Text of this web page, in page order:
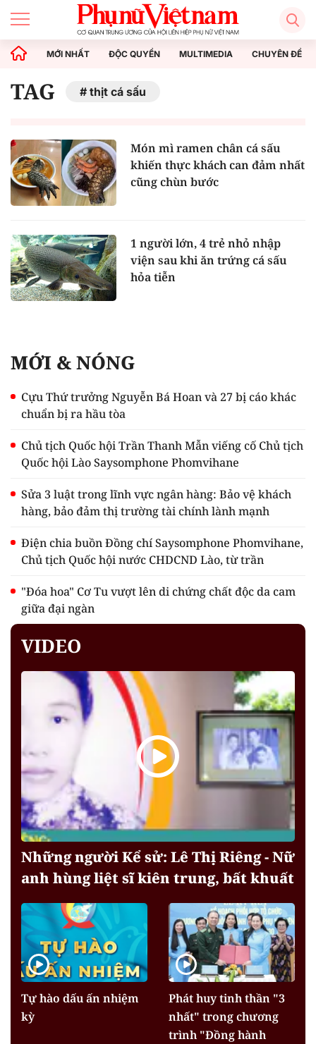
MỚI NHẤT ĐỘC QUYỀN MULTIMEDIA CHUYÊN ĐỀ
TAG thịt cá sấu
Món mì ramen chân cá sấu
khiến thực khách can đảm nhất
cũng chùn bước
1 người lớn, 4 trẻ nhỏ nhập
viện sau khi ăn trứng cá sấu
hỏa tiễn
MỚI & NÓNG
Cựu Thứ trưởng Nguyễn Bá Hoan và 27 bị cáo khác
chuẩn bị ra hầu tòa
Chủ tịch Quốc hội Trần Thanh Mẫn viếng cố Chủ tịch
Quốc hội Lào Saysomphone Phomvihane
Sửa 3 luật trong lĩnh vực ngân hàng: Bảo vệ khách
hàng, bảo đảm thị trường tài chính lành mạnh
Điện chia buồn Đồng chí Saysomphone Phomvihane,
Chủ tịch Quốc hội nước CHDCND Lào, từ trần
"Đóa hoa" Cơ Tu vượt lên di chứng chất độc da cam
giữa đại ngàn
VIDEO
Những người Kể sử: Lê Thị Riêng - Nữ
anh hùng liệt sĩ kiên trung, bất khuất
Tự hào dấu ấn nhiệm
kỳ
Phát huy tinh thần "3
nhất" trong chương
trình "Đồng hành